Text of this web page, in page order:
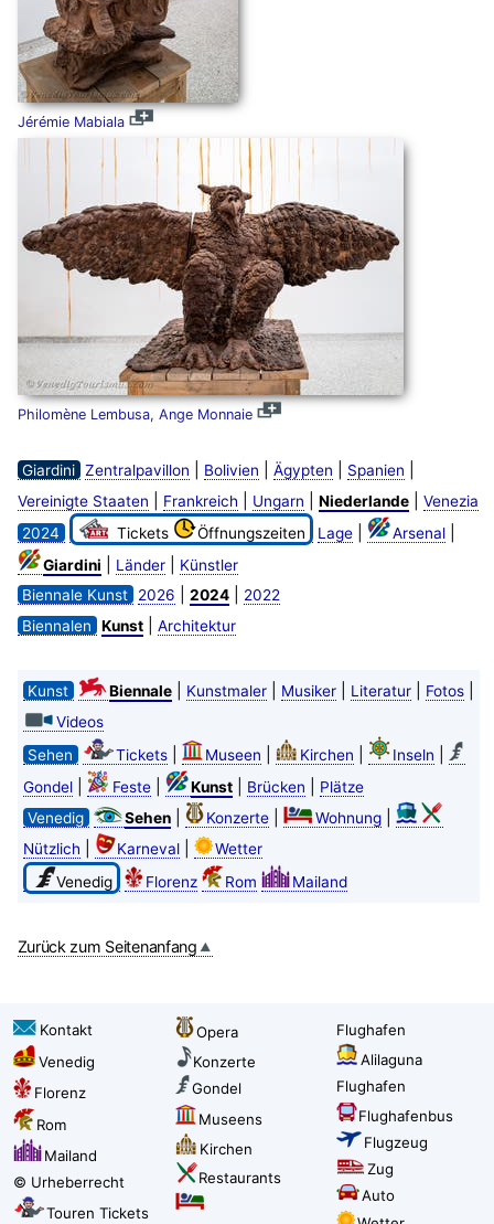
Jérémie Mabiala
Philomène Lembusa, Ange Monnaie
Giardini Zentralpavillon Bolivien Ägypten Spanien
Vereinigte Staaten Frankreich Ungarn Niederlande| Venezia
2024
Tickets Öffnungszeiten Lage| Arsenal|
Giardini Länder|
Künstler
Biennale Kunst
2026 2024|
2022
Biennalen
Kunst| Architektur
Kunst Biennale| Kunstmaler| Musiker| Literatur| Fotos|
Videos
Sehen
Tickets| Museen Kirchen Inseln
Gondel| Feste| Kunst| Brücken
Plätze
Venedig
Sehen| Konzerte| Wohnung|
Nützlich Karneval|
Wetter
Venedig
Florenz Rom Mailand
Zurück zum Seitenanfang
Kontakt
Venedig
Florenz
Rom
Mailand
© Urheberrecht
Touren Tickets
Opera
Konzerte
Gondel
Museens
Kirchen
Restaurants
Flughafen
Alilaguna
Flughafen
Flughafenbus
Flugzeug
Zug
Auto